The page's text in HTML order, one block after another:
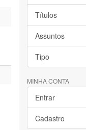
Títulos
Assuntos
Tipo
MINHA CONTA
Entrar
Cadastro